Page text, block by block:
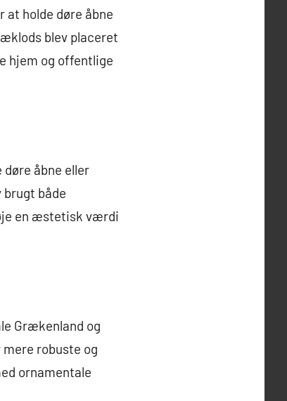
holde døre åbne
blev placeret
hjem og offentlige
åbne eller
både
en æstetisk værdi
Grækenland og
robuste og
ornamentale